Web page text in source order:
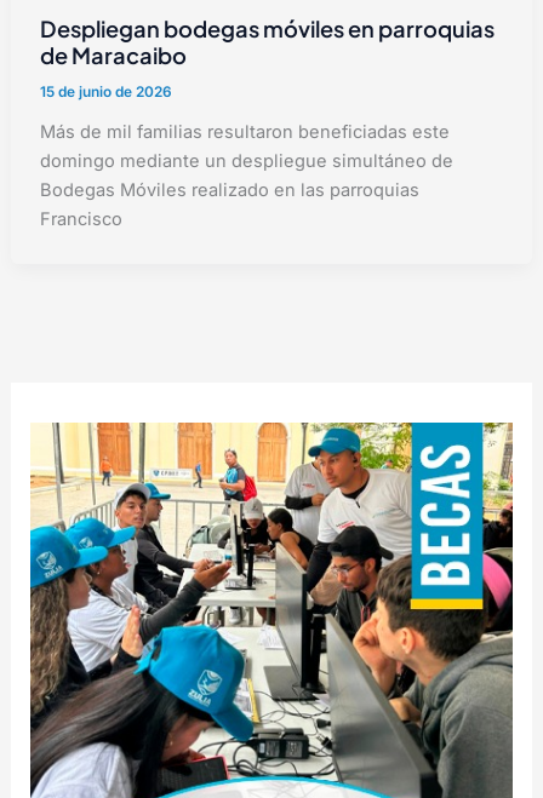
Despliegan bodegas móviles en parroquias
de Maracaibo
15 de junio de 2026
Más de mil familias resultaron beneficiadas este
domingo mediante un despliegue simultáneo de
Bodegas Móviles realizado en las parroquias
Francisco